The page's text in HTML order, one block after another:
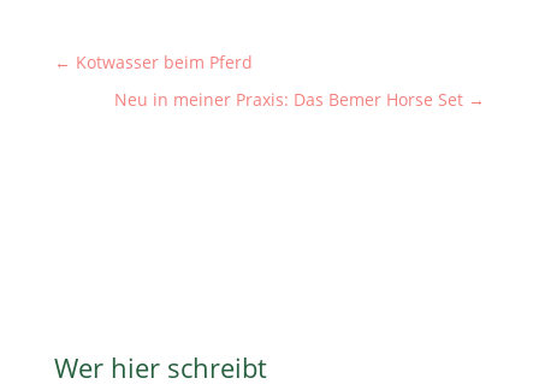
← Kotwasser beim Pferd
Neu in meiner Praxis: Das Bemer Horse Set →
Wer hier schreibt